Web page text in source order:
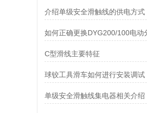
介绍单级安全滑触线的供电方式
C型滑线主要特征
球铰工具滑车如何进行安装调试
单级安全滑触线集电器相关介绍